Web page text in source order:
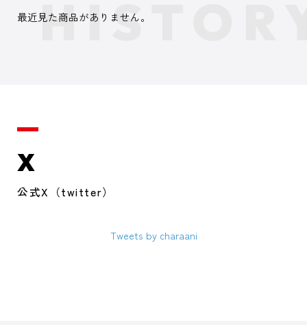
最近見た商品がありません。
X
公式X（twitter）
Tweets by charaani